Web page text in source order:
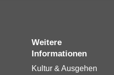
Weitere
Informationen
Kultur & Ausgehen